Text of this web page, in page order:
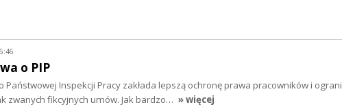
o PIP
Państwowej Inspekcji Pracy zakłada lepszą ochronę prawa pracowników i
zwanych fikcyjnych umów. Jak bardzo… » więcej